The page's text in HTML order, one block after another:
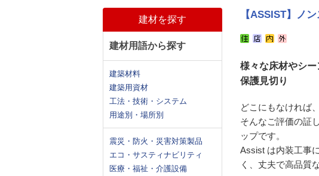
建材を探す
建材用語から探す
建築材料
建築用資材
工法・技術・システム
用途別・場所別
震災・防火・災害対策製品
エコ・サスティナビリティ
医療・福祉・介護設備
【ASSIST】ノ
様々な床材やシ
保護見切り
どこにもなければ
そんなご評価の証
ップです。
Assist は内装工事
く、丈夫で高品質